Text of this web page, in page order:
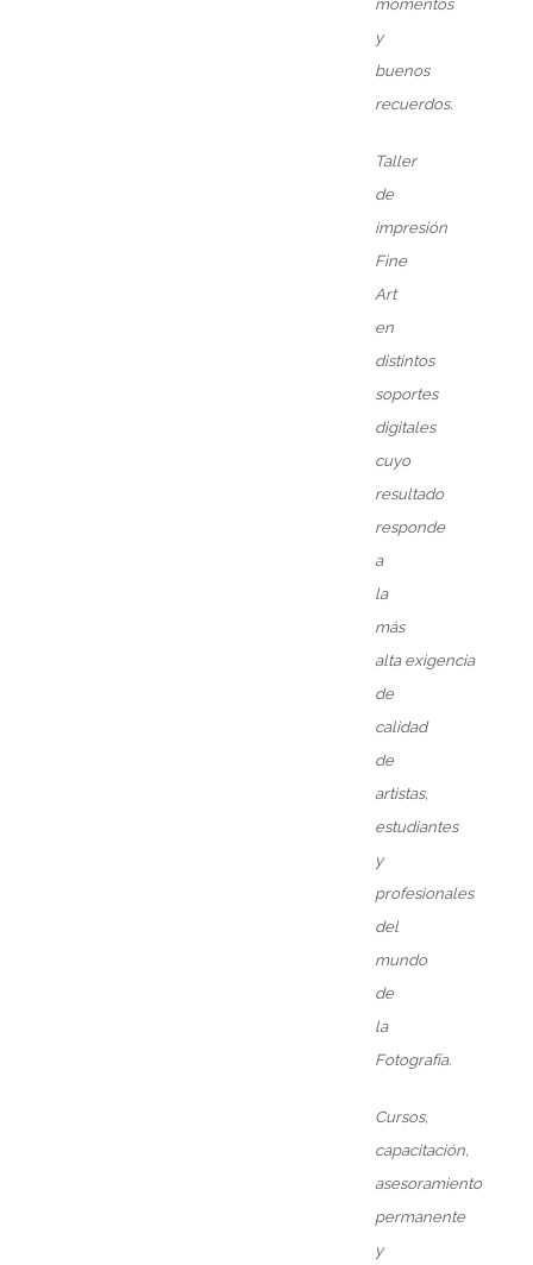
momentos
y
buenos
recuerdos.
Taller
de
impresión
Fine
Art
en
distintos
soportes
digitales
cuyo
resultado
responde
a
la
más
alta exigencia
de
calidad
de
artistas,
estudiantes
y
profesionales
del
mundo
de
la
Fotografía.
Cursos,
capacitación,
asesoramiento
permanente
y